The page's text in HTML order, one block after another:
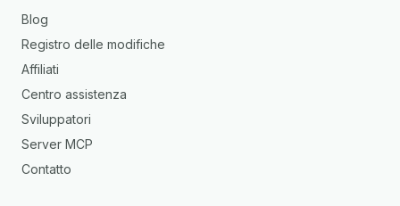
Blog
Registro delle modifiche
Affiliati
Centro assistenza
Sviluppatori
Server MCP
Contatto